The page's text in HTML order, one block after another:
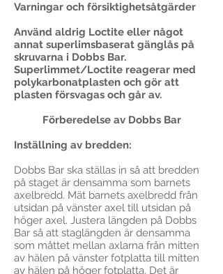
Varningar och försiktighetsåtgärder
Använd aldrig Loctite eller något
annat superlimsbaserat gänglås på
skruvarna i Dobbs Bar.
Superlimmet/Loctite reagerar med
polykarbonatplasten och gör att
plasten försvagas och går av.
Förberedelse av Dobbs Bar
Inställning av bredden:
Dobbs Bar ska ställas in så att bredden
på staget är densamma som barnets
axelbredd. Mät barnets axelbredd från
utsidan på vänster axel till utsidan på
höger axel. Justera längden på Dobbs
Bar så att staglängden är densamma
som måttet mellan axlarna från mitten
av hälen på vänster fotplatta till mitten
av hälen på höger fotplatta. Det är